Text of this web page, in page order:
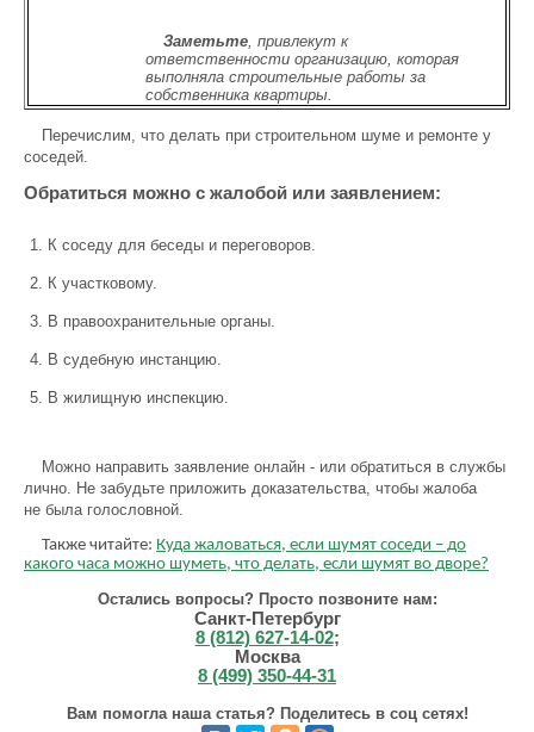
Заметьте, привлекут к
ответственности организацию, которая
выполняла строительные работы за
собственника квартиры.
Перечислим, что делать при строительном шуме и ремонте у
соседей.
Обратиться можно с жалобой или заявлением:
К соседу для беседы и переговоров.
К участковому.
В правоохранительные органы.
В судебную инстанцию.
В жилищную инспекцию.
Можно направить заявление онлайн - или обратиться в службы
лично. Не забудьте приложить доказательства, чтобы жалоба
не была голословной.
Также читайте: Куда жаловаться, если шумят соседи – до
какого часа можно шуметь, что делать, если шумят во дворе?
Остались вопросы? Просто позвоните нам:
Санкт-Петербург
8 (812) 627-14-02;
Москва
8 (499) 350-44-31
Вам помогла наша статья? Поделитесь в соц сетях!